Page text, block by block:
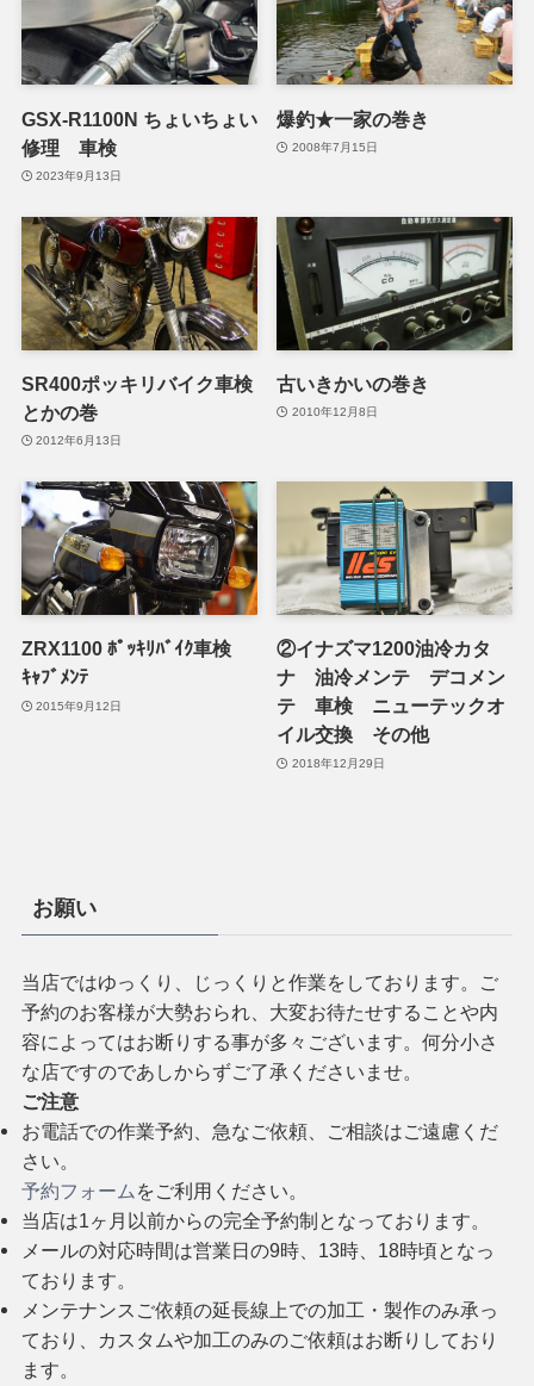
GSX-R1100N ちょいちょい
修理 車検
2023年9月13日
爆釣★一家の巻き
2008年7月15日
SR400ポッキリバイク車検
とかの巻
2012年6月13日
古いきかいの巻き
2010年12月8日
ZRX1100 ﾎﾟｯｷﾘﾊﾞｲｸ車検
ｷｬﾌﾞﾒﾝﾃ
2015年9月12日
②イナズマ1200油冷カタ
ナ 油冷メンテ デコメン
テ 車検 ニューテックオ
イル交換 その他
2018年12月29日
お願い
当店ではゆっくり、じっくりと作業をしております。ご
予約のお客様が大勢おられ、大変お待たせすることや内
容によってはお断りする事が多々ございます。何分小さ
な店ですのであしからずご了承くださいませ。
ご注意
お電話での作業予約、急なご依頼、ご相談はご遠慮くだ
さい。
予約フォーム をご利用ください。
当店は1ヶ月以前からの完全予約制となっております。
メールの対応時間は営業日の9時、13時、18時頃となっ
ております。
メンテナンスご依頼の延長線上での加工・製作のみ承っ
ており、カスタムや加工のみのご依頼はお断りしており
ます。